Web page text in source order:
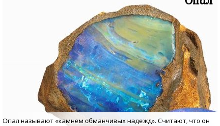
Опал называют «камнем обманчивых надежд». Считают, что он